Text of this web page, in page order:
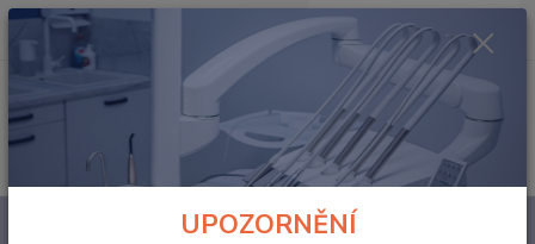
Hledat
za 0,00 Kč
Cavex Orthotrace - ortodontický alginátový otiskovací
UPOZORNĚNÍ